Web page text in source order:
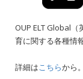
OUP ELT Global
育に関する各種情
詳細はこちらから。